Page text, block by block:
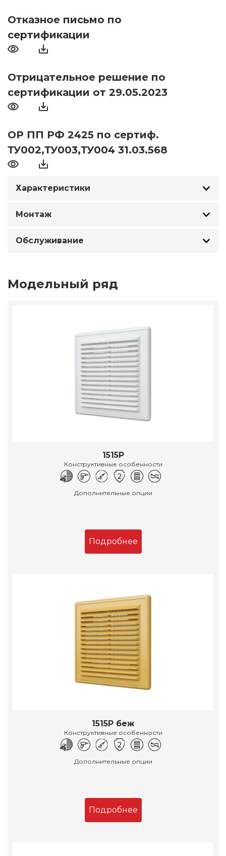
Отказное письмо по
сертификации
Отрицательное решение по
сертификации от 29.05.2023
ОР ПП РФ 2425 по сертиф.
ТУ002,ТУ003,ТУ004 31.03.568
Характеристики
Монтаж
Обслуживание
Модельный ряд
1515Р
Конструктивные особенности
Дополнительные опции
Подробнее
1515Р беж
Конструктивные особенности
Дополнительные опции
Подробнее